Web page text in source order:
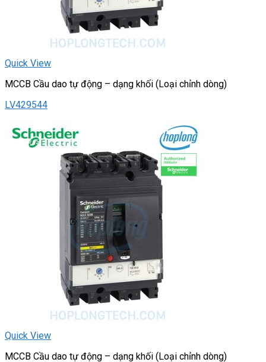
Quick View
MCCB Cầu dao tự động – dạng khối (Loại chỉnh dòng)
LV429544
Quick View
MCCB Cầu dao tự động – dạng khối (Loại chỉnh dòng)